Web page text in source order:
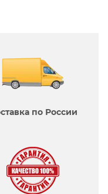
по России